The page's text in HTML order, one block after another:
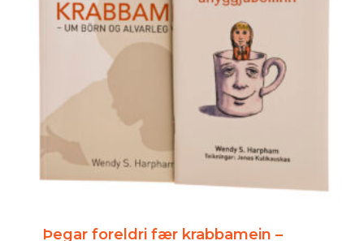
Þegar foreldri fær krabbamein –